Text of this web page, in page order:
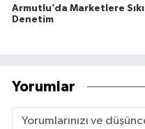
Armutlu’da Marketlere Sıkı
Denetim
Yorumlar